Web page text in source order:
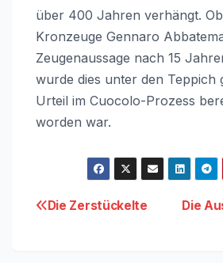
über 400 Jahren verhängt.
Kronzeuge Gennaro
Zeugenaussage nach 15
wurde dies unter den Teppich
Urteil im Cuocolo-Prozess
worden war.
Die
Die Zerstückelte